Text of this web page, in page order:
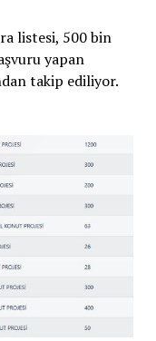
listesi, 500 bin
yapan
takip ediliyor.